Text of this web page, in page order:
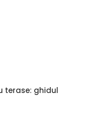
terase: ghidul